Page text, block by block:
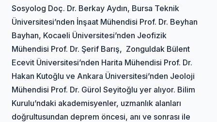
Sosyolog Doç. Dr. Berkay Aydın, Bursa Teknik
Üniversitesi’nden İnşaat Mühendisi Prof. Dr. Beyhan
Bayhan, Kocaeli Üniversitesi’nden Jeofizik
Mühendisi Prof. Dr. Şerif Barış, Zonguldak Bülent
Ecevit Üniversitesi’nden Harita Mühendisi Prof. Dr.
Hakan Kutoğlu ve Ankara Üniversitesi’nden Jeoloji
Mühendisi Prof. Dr. Gürol Seyitoğlu yer alıyor. Bilim
Kurulu’ndaki akademisyenler, uzmanlık alanları
doğrultusundan deprem öncesi, anı ve sonrası ile